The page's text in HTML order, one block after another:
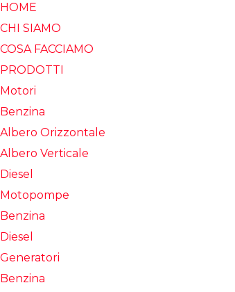
HOME
CHI SIAMO
COSA FACCIAMO
PRODOTTI
Motori
Benzina
Albero Orizzontale
Albero Verticale
Diesel
Motopompe
Benzina
Diesel
Generatori
Benzina